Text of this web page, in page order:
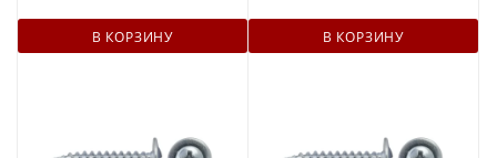
В КОРЗИНУ В КОРЗИНУ